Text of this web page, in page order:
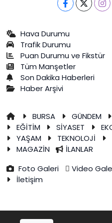
Hava Durumu
Trafik Durumu
Puan Durumu ve Fikstür
Tüm Manşetler
Son Dakika Haberleri
Haber Arşivi
BURSA GÜNDEM
EĞİTİM
SİYASET
YAŞAM
TEKNOLOJİ
MAGAZİN
İLANLAR
Foto Galeri
Video
İletişim